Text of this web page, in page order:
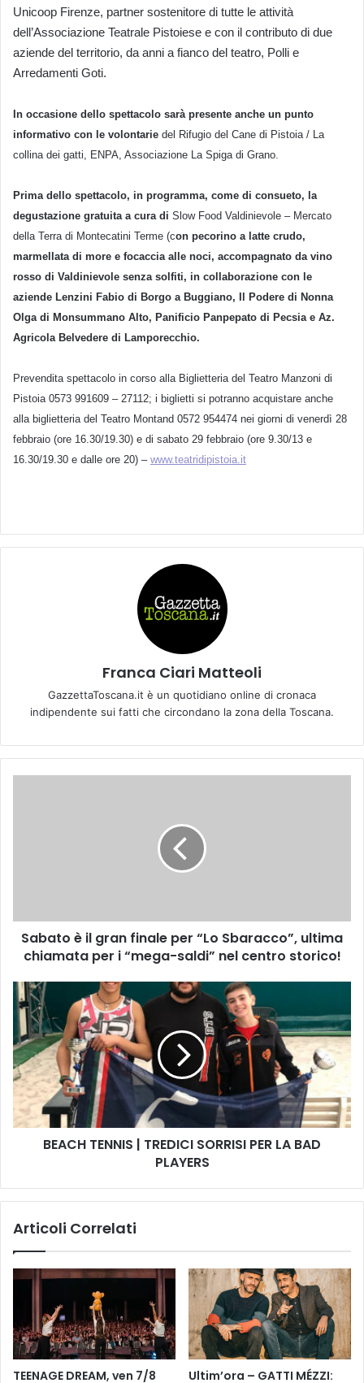
Unicoop Firenze, partner sostenitore di tutte le attività
dell’Associazione Teatrale Pistoiese e con il contributo di due
aziende del territorio, da anni a fianco del teatro, Polli e
Arredamenti Goti.
In occasione dello spettacolo sarà presente anche un punto
informativo con le volontarie del Rifugio del Cane di Pistoia / La
collina dei gatti, ENPA, Associazione La Spiga di Grano.
Prima dello spettacolo, in programma, come di consueto, la
degustazione gratuita a cura di Slow Food Valdinievole – Mercato
della Terra di Montecatini Terme (con pecorino a latte crudo,
marmellata di more e focaccia alle noci, accompagnato da vino
rosso di Valdinievole senza solfiti, in collaborazione con le
aziende Lenzini Fabio di Borgo a Buggiano, Il Podere di Nonna
Olga di Monsummano Alto, Panificio Panpepato di Pecsia e Az.
Agricola Belvedere di Lamporecchio.
Prevendita spettacolo in corso alla Biglietteria del Teatro Manzoni di
Pistoia 0573 991609 – 27112; i biglietti si potranno acquistare anche
alla biglietteria del Teatro Montand 0572 954474 nei giorni di venerdì 28
febbraio (ore 16.30/19.30) e di sabato 29 febbraio (ore 9.30/13 e
16.30/19.30 e dalle ore 20) – www.teatridipistoia.it
Franca Ciari Matteoli
GazzettaToscana.it è un quotidiano online di cronaca
indipendente sui fatti che circondano la zona della Toscana.
l
n
n
a
l
e
p
e
o
b
a
o
”
,
Sabato è il gran finale per “Lo Sbaracco”, ultima
chiamata per i “mega-saldi” nel centro storico!
B
E
A
C
H
T
N
N
E
C
O
R
BEACH TENNIS | TREDICI SORRISI PER LA BAD
PLAYERS
Articoli Correlati
TEENAGE DREAM, ven 7/8
Ultim’ora – GATTI MÉZZI: